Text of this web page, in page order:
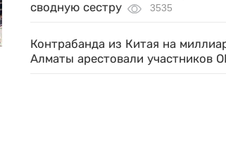
сводную сестру
3535
Контрабанда из Китая на
Алматы арестовали участников